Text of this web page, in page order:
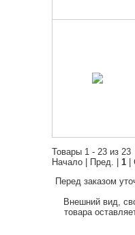
Товары 1 - 23 из 23
Начало | Пред. | 1
Перед заказом
Внешний вид,
товара